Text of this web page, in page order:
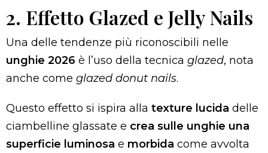
2. Effetto Glazed e Jelly Nails
Una delle tendenze più riconoscibili nelle
unghie 2026 è l’uso della tecnica glazed, nota
anche come glazed donut nails.
Questo effetto si ispira alla texture lucida delle
ciambelline glassate e crea sulle unghie una
superficie luminosa e morbida come avvolta